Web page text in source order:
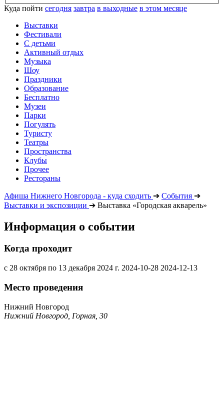
Куда пойти сегодня завтра в выходные в этом месяце
Выставки
Фестивали
С детьми
Активный отдых
Музыка
Шоу
Праздники
Образование
Бесплатно
Музеи
Парки
Погулять
Туристу
Театры
Пространства
Клубы
Прочее
Рестораны
Афиша Нижнего Новгорода - куда сходить ➔ События ➔
Выставки и экспозиции ➔ Выставка «Городская акварель»
Информация о событии
Когда проходит
с 28 октября по 13 декабря 2024 г. 2024-10-28 2024-12-13
Место проведения
Нижний Новгород
Нижний Новгород, Горная, 30